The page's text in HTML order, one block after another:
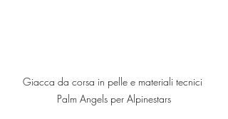
Giacca da corsa in pelle e materiali tecnici
Palm Angels per Alpinestars